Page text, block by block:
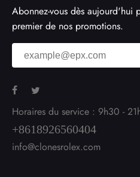
Abonnez-vous dès aujourd'hui
premier de nos promotions.
Horaires du service : 9h30 -
+8618926560404
info@clonesrolex.com